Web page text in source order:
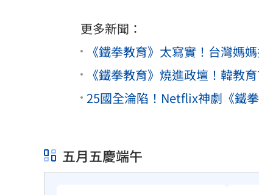
更多新聞：
《鐵拳教育》太寫實！台灣媽
《鐵拳教育》燒進政壇！韓教
25國全淪陷！Netflix神劇《鐵
五月五慶端午